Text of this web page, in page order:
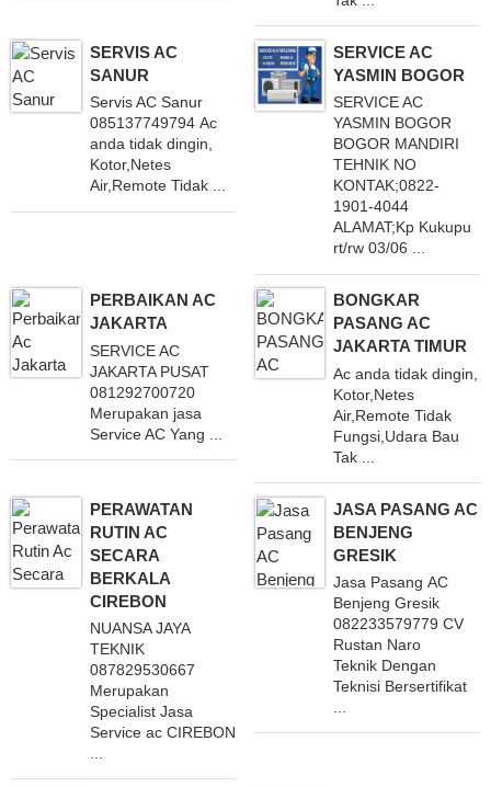
SERVIS AC
SANUR
Servis AC Sanur
085137749794 Ac
anda tidak dingin,
Kotor,Netes
Air,Remote Tidak ...
SERVICE AC
YASMIN BOGOR
SERVICE AC
YASMIN BOGOR
BOGOR MANDIRI
TEHNIK NO
KONTAK;0822-
1901-4044
ALAMAT;Kp Kukupu
rt/rw 03/06 ...
PERBAIKAN AC
JAKARTA
SERVICE AC
JAKARTA PUSAT
081292700720
Merupakan jasa
Service AC Yang ...
BONGKAR
PASANG AC
JAKARTA TIMUR
Ac anda tidak dingin,
Kotor,Netes
Air,Remote Tidak
Fungsi,Udara Bau
Tak ...
PERAWATAN
RUTIN AC
SECARA
BERKALA
CIREBON
NUANSA JAYA
TEKNIK
087829530667
Merupakan
Specialist Jasa
Service ac CIREBON
JASA PASANG AC
BENJENG
GRESIK
Jasa Pasang AC
Benjeng Gresik
082233579779 CV
Rustan Naro
Teknik Dengan
Teknisi Bersertifikat